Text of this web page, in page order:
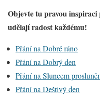
Objevte tu pravou
udělají radost každému!
Přání na Dobré ráno
Přání na Dobrý den
Přání na Sluncem
Přání na Deštivý den